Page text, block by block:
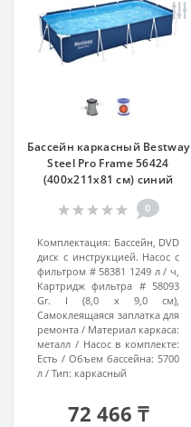
Бассейн каркасный Bestway
Steel Pro Frame 56424
(400х211х81 см) синий
0
Комплектация: Бассейн, DVD
диск с инструкцией. Насос с
фильтром # 58381 1249 л / ч,
Картридж фильтра # 58093
Gr. I (8,0 х 9,0 см),
Самоклеящаяся заплатка для
ремонта
Материал каркаса:
металл
Насос в комплекте:
Есть
Объем бассейна: 5700
л
Тип: каркасный
72 466 ₸